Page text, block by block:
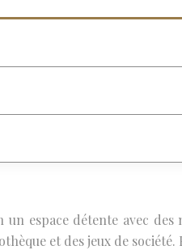
espace détente avec des
et des jeux de